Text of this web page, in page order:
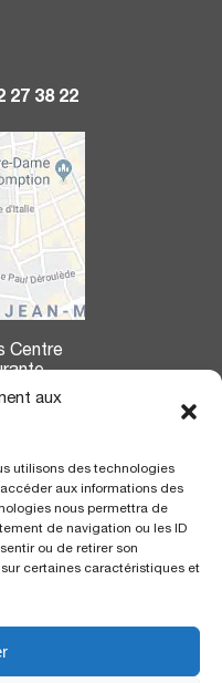
aux
utilisons des technologies
aux informations des
nous permettra de
de navigation ou les ID
ou de retirer son
certaines caractéristiques et
27 38 22
Centre
d’Azur
arrêt «gare Thiers»